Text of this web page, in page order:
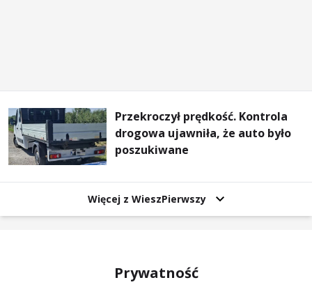
Przekroczył prędkość. Kontrola
drogowa ujawniła, że auto było
poszukiwane
Więcej z WieszPierwszy
Prywatność